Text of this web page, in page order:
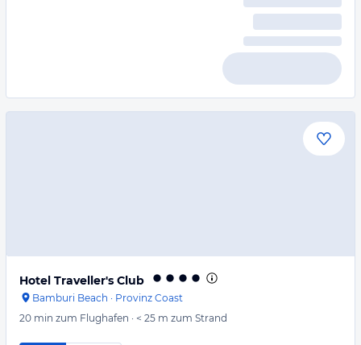
Hotel Traveller's Club
Bamburi Beach · Provinz Coast
20 min zum Flughafen · < 25 m zum Strand